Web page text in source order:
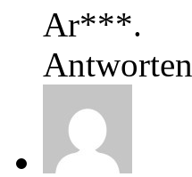
Ar***.
Antworten